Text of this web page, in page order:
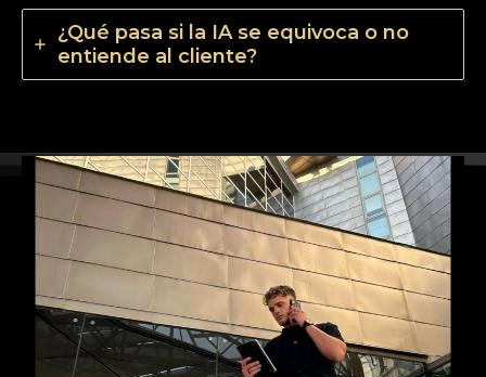
¿Qué pasa si la IA se equivoca o no
entiende al cliente?